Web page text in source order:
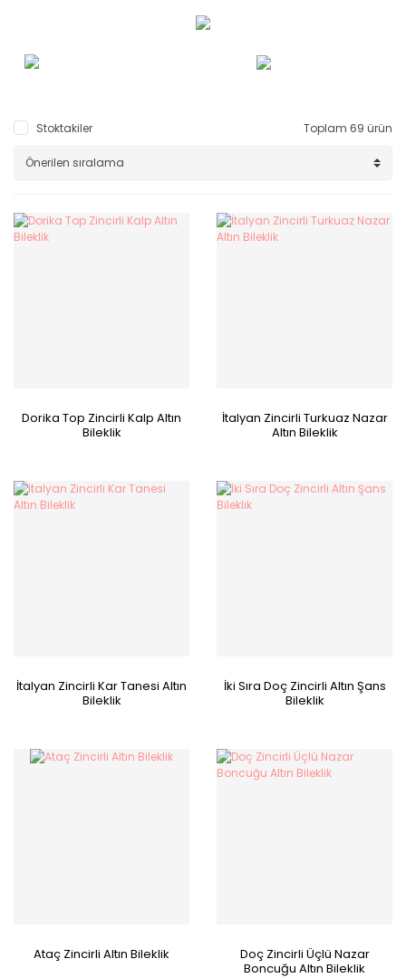
Stoktakiler Toplam 69 ürün
Dorika Top Zincirli Kalp Altın
Bileklik
İtalyan Zincirli Turkuaz Nazar
Altın Bileklik
İtalyan Zincirli Kar Tanesi Altın
Bileklik
İki Sıra Doç Zincirli Altın Şans
Bileklik
Ataç Zincirli Altın Bileklik
Doç Zincirli Üçlü Nazar
Boncuğu Altın Bileklik